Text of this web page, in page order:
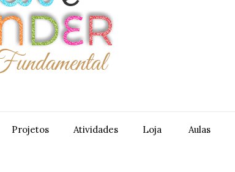
Projetos Atividades Loja Aulas